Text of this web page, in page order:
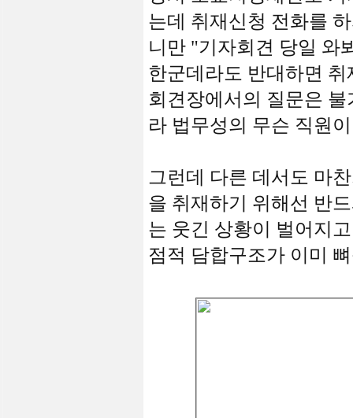
는데 취재신청 전화를
니만 "기자회견 당일 와
한군데라도 반대하면
회견장에서의 질문은
라 법무성의 무슨 직원
그런데 다른 데서도 마
을 취재하기 위해선 반
는 웃긴 상황이 벌어지
점적 담합구조가 이미